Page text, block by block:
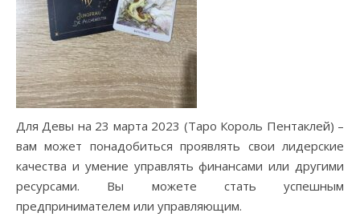
Для Девы на 23 марта 2023 (Таро Король Пентаклей) –
вам может понадобиться проявлять свои лидерские
качества и умение управлять финансами или другими
ресурсами. Вы можете стать успешным
предпринимателем или управляющим.